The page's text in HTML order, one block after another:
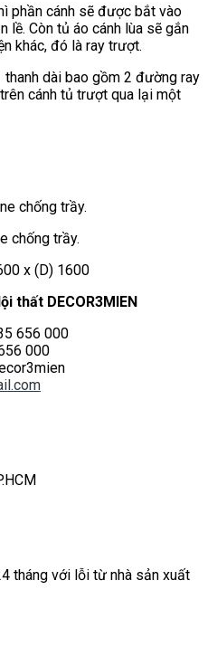
phần cánh sẽ được bắt vào
lề. Còn tủ áo cánh lùa sẽ gắn
khác, đó là ray trượt.
dài bao gồm 2 đường ray
cánh tủ trượt qua lại một
chống trầy.
chống trầy.
x (D) 1600
thất DECOR3MIEN
656 000
000
tháng với lỗi từ nhà sản xuất